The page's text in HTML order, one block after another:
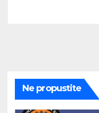
Ne propustite